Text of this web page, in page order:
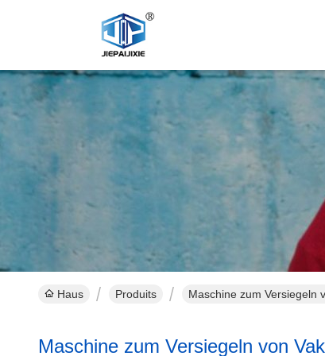
Haus Produits Maschine zum Versiegeln
Maschine zum Versiegeln von